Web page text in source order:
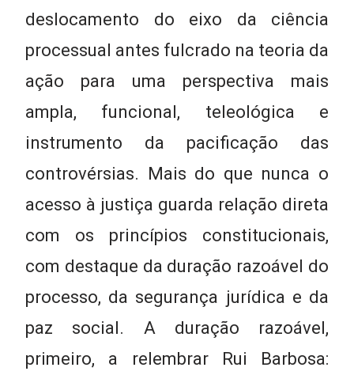
deslocamento do eixo da ciência
processual antes fulcrado na teoria da
ação para uma perspectiva mais
ampla, funcional, teleológica e
instrumento da pacificação das
controvérsias. Mais do que nunca o
acesso à justiça guarda relação direta
com os princípios constitucionais,
com destaque da duração razoável do
processo, da segurança jurídica e da
paz social. A duração razoável,
primeiro, a relembrar Rui Barbosa: